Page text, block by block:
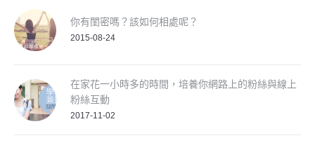
你有閨密嗎？該如何相處呢？
2015-08-24
在家花一小時多的時間，培養你網路上的粉絲與線上
粉絲互動
2017-11-02